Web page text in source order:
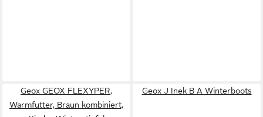
Geox GEOX FLEXYPER,
Warmfutter, Braun kombiniert,
Geox J Inek B A Winterboots